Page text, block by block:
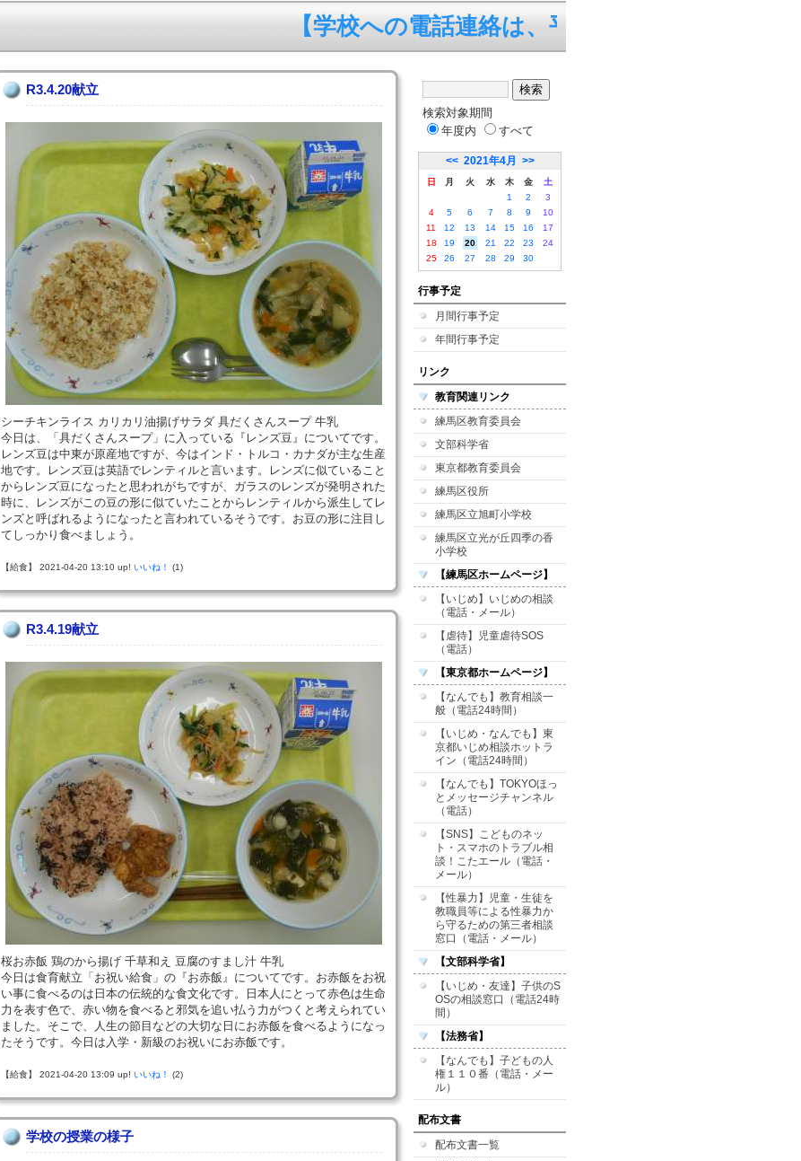
【学校への電話連絡は、平日の7:45～19:00
R3.4.20献立
シーチキンライス カリカリ油揚げサラダ 具だくさんスープ 牛乳
今日は、「具だくさんスープ」に入っている『レンズ豆』についてです。
レンズ豆は中東が原産地ですが、今はインド・トルコ・カナダが主な生産
地です。レンズ豆は英語でレンティルと言います。レンズに似ていること
からレンズ豆になったと思われがちですが、ガラスのレンズが発明された
時に、レンズがこの豆の形に似ていたことからレンティルから派生してレ
ンズと呼ばれるようになったと言われているそうです。お豆の形に注目し
てしっかり食べましょう。
【給食】 2021-04-20 13:10 up! いいね！ (1)
R3.4.19献立
桜お赤飯 鶏のから揚げ 千草和え 豆腐のすまし汁 牛乳
今日は食育献立「お祝い給食」の『お赤飯』についてです。お赤飯をお祝
い事に食べるのは日本の伝統的な食文化です。日本人にとって赤色は生命
力を表す色で、赤い物を食べると邪気を追い払う力がつくと考えられてい
ました。そこで、人生の節目などの大切な日にお赤飯を食べるようになっ
たそうです。今日は入学・新級のお祝いにお赤飯です。
【給食】 2021-04-20 13:09 up! いいね！ (2)
学校の授業の様子
検索対象期間
年度内
すべて
<< 2021年4月 >>
日 月 火 水 木 金
土
1
2
3
4
5 6 7 8 9
10
11
12 13 14 15 16
17
18
19 20 21 22 23
24
25
26 27 28 29 30
行事予定
月間行事予定
年間行事予定
リンク
教育関連リンク
練馬区教育委員会
文部科学省
東京都教育委員会
練馬区役所
練馬区立旭町小学校
練馬区立光が丘四季の香
小学校
【練馬区ホームページ】
【いじめ】いじめの相談
（電話・メール）
【虐待】児童虐待SOS
（電話）
【東京都ホームページ】
【なんでも】教育相談一
般（電話24時間）
【いじめ・なんでも】東
京都いじめ相談ホットラ
イン（電話24時間）
【なんでも】TOKYOほっ
とメッセージチャンネル
（電話）
【SNS】こどものネッ
ト・スマホのトラブル相
談！こたエール（電話・
メール）
【性暴力】児童・生徒を
教職員等による性暴力か
ら守るための第三者相談
窓口（電話・メール）
【文部科学省】
【いじめ・友達】子供のS
OSの相談窓口（電話24時
間）
【法務省】
【なんでも】子どもの人
権１１０番（電話・メー
ル）
配布文書
配布文書一覧